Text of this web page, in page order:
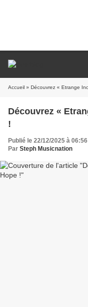
Accueil » Découvrez « Etrange
Découvrez «
!
Publié le 22/12/2025 à 06:56
Par Steph Musicnation